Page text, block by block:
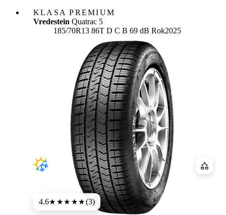
KLASA PREMIUM
Vredestein Quatrac 5
185/70R13 86T Etykieta:
D C B 69 dB Rok2025
4.6★★★★★(3)